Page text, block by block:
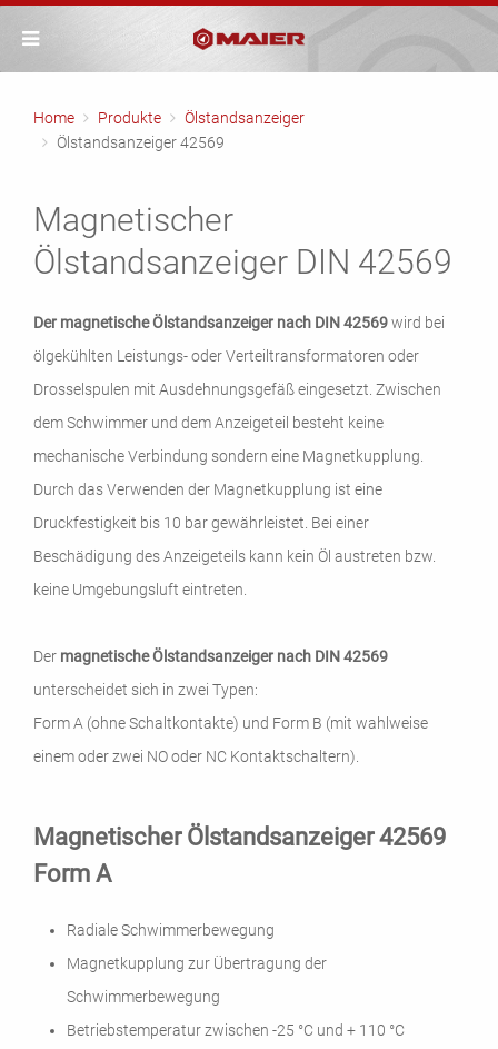
Home Produkte
Ölstandsanzeiger
Ölstandsanzeiger 42569
Magnetischer
Ölstandsanzeiger DIN 42569
Der magnetische Ölstandsanzeiger nach DIN 42569wird bei
ölgekühlten Leistungs- oder Verteiltransformatoren oder
Drosselspulen mit Ausdehnungsgefäß eingesetzt. Zwischen
dem Schwimmer und dem Anzeigeteil besteht keine
mechanische Verbindung sondern eine Magnetkupplung.
Durch das Verwenden der Magnetkupplung ist eine
Druckfestigkeit bis 10 bar gewährleistet. Bei einer
Beschädigung des Anzeigeteils kann kein Öl austreten bzw.
keine Umgebungsluft eintreten.
Der magnetische Ölstandsanzeiger nach DIN 42569
unterscheidet sich in zwei Typen:
Form A (ohne Schaltkontakte) und Form B (mit wahlweise
einem oder zwei NO oder NC Kontaktschaltern).
Magnetischer Ölstandsanzeiger 42569
Form A
Radiale Schwimmerbewegung
Magnetkupplung zur Übertragung der
Schwimmerbewegung
Betriebstemperatur zwischen -25 °C und + 110 °C